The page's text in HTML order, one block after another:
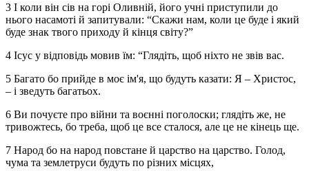
3 І коли він сів на горі Оливній, його учні приступили до
нього насамоті й запитували: “Скажи нам, коли це буде і який
буде знак твого приходу й кінця світу?”
4 Ісус у відповідь мовив їм: “Глядіть, щоб ніхто не звів вас.
5 Багато бо прийде в моє ім'я, що будуть казати: Я – Христос,
– і зведуть багатьох.
6 Ви почуєте про війни та воєнні поголоски; глядіть же, не
тривожтесь, бо треба, щоб це все сталося, але це не кінець ще.
7 Народ бо на народ повстане й царство на царство. Голод,
чума та землетруси будуть по різних місцях,